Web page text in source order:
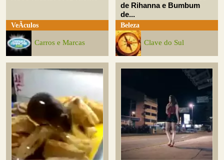
VeÃ­culos
Carros e Marcas
de Rihanna e Bumbum
de...
Beleza
Clave do Sul